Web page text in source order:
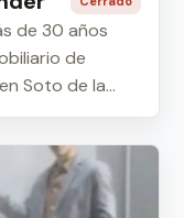
de 30 años
de
Soto de la